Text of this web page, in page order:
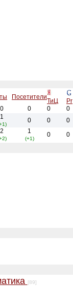
Посетители
ТиЦ Pr
0 0 0 0
1 0 0 0
2 1
(+1)
0 0
[89]